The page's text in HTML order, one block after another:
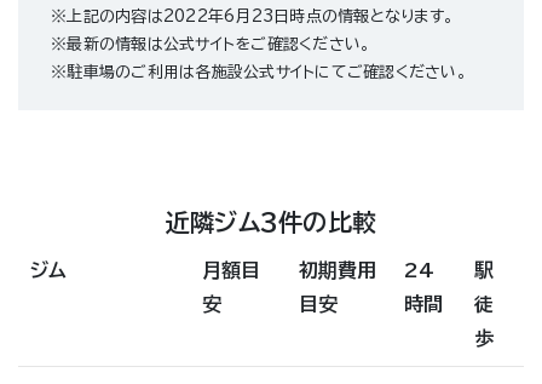
※上記の内容は2022年6月23日時点の情報となります。
※最新の情報は公式サイトをご確認ください。
※駐車場のご利用は各施設公式サイトにてご確認ください。
近隣ジム3件の比較
ジム
月額目
安
初期費用
目安
24
時間
駅
徒
歩